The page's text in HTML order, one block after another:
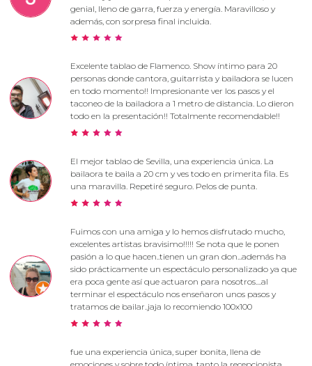
genial, lleno de garra, fuerza y energía. Maravilloso y
además, con sorpresa final incluida.
Excelente tablao de Flamenco. Show íntimo para 20
personas donde cantora, guitarrista y bailadora se lucen
en todo momento!! Impresionante ver los pasos y el
taconeo de la bailadora a 1 metro de distancia. Lo dieron
todo en la presentación!! Totalmente recomendable!!
El mejor tablao de Sevilla, una experiencia única. La
bailaora te baila a 20 cm y ves todo en primerita fila. Es
una maravilla. Repetiré seguro. Pelos de punta.
Fuimos con una amiga y lo hemos disfrutado mucho,
excelentes artistas bravisimo!!!!! Se nota que le ponen
pasión a lo que hacen..tienen un gran don...además ha
sido prácticamente un espectáculo personalizado ya que
era poca gente así que actuaron para nosotros....al
terminar el espectáculo nos enseñaron unos pasos y
tratamos de bailar..jaja lo recomiendo 100x100
fue una experiencia única, super bonita, llena de